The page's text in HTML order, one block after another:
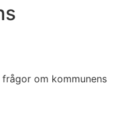
om kommunens